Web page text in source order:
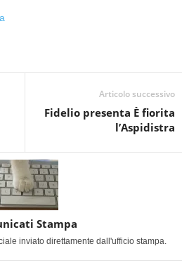
Articolo successivo
Fidelio presenta È fiorita
l’Aspidistra
Stampa
inviato direttamente dall'ufficio stampa.